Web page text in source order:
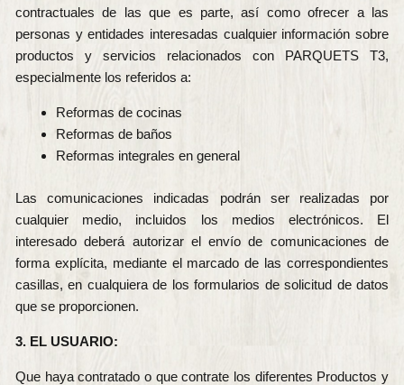
contractuales de las que es parte, así como ofrecer a las
personas y entidades interesadas cualquier información sobre
productos y servicios relacionados con PARQUETS T3,
especialmente los referidos a:
Reformas de cocinas
Reformas de baños
Reformas integrales en general
Las comunicaciones indicadas podrán ser realizadas por
cualquier medio, incluidos los medios electrónicos. El
interesado deberá autorizar el envío de comunicaciones de
forma explícita, mediante el marcado de las correspondientes
casillas, en cualquiera de los formularios de solicitud de datos
que se proporcionen.
3. EL USUARIO:
Que haya contratado o que contrate los diferentes Productos y